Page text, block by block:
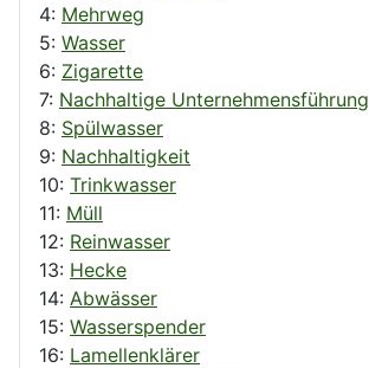
4: Mehrweg
5: Wasser
6: Zigarette
7: Nachhaltige Unternehmensführung
8: Spülwasser
9: Nachhaltigkeit
10: Trinkwasser
11: Müll
12: Reinwasser
13: Hecke
14: Abwässer
15: Wasserspender
16: Lamellenklärer